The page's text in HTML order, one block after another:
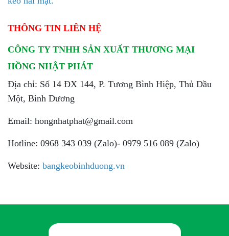
THÔNG TIN LIÊN HỆ
CÔNG TY TNHH SẢN XUẤT THƯƠNG MẠI
HỒNG NHẬT PHÁT
Địa chỉ: Số 14 ĐX 144, P. Tương Bình Hiệp, Thủ Dầu
Một, Bình Dương
Email: hongnhatphat@gmail.com
Hotline: 0968 343 039 (Zalo)- 0979 516 089 (Zalo)
Website: bangkeobinhduong.vn